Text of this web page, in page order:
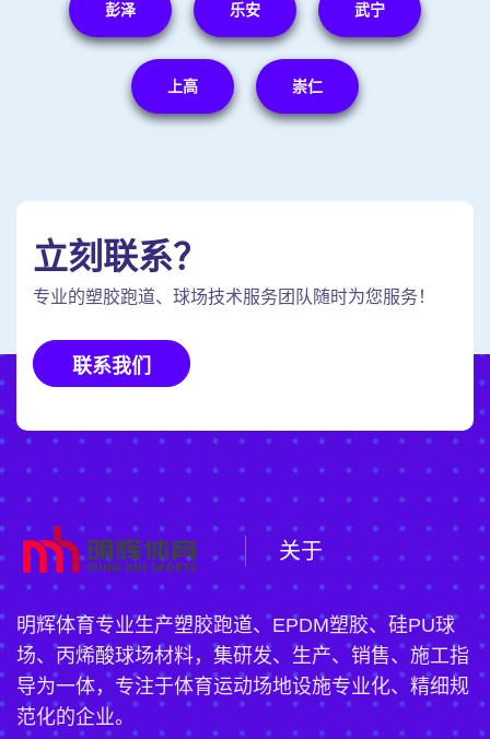
彭泽 乐安 武宁
上高 崇仁
立刻联系？
专业的塑胶跑道、球场技术服务团队随时为您服务！
联系我们
关于
明辉体育专业生产塑胶跑道、EPDM塑胶、硅PU球
场、丙烯酸球场材料，集研发、生产、销售、施工指
导为一体，专注于体育运动场地设施专业化、精细规
范化的企业。